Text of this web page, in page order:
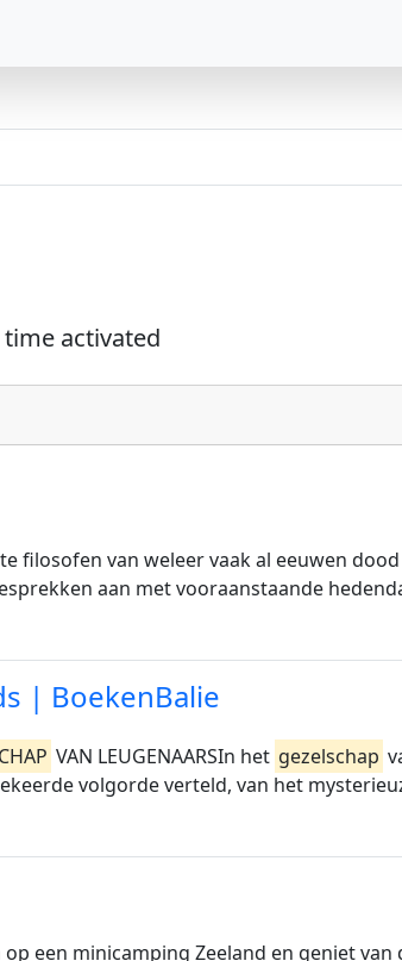
time activated
filosofen van weleer vaak al eeuwen
aan met vooraanstaande
| BoekenBalie
VAN LEUGENAARSIn het gezelschap
volgorde verteld, van het
een minicamping Zeeland en geniet van